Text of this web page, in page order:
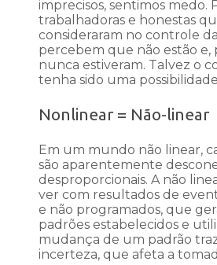
imprecisos, sentimos medo.
trabalhadoras e honestas
consideraram no controle
percebem que não estão
nunca estiveram. Talvez o
tenha sido uma
Nonlinear = Não-linear
Em um mundo não linear,
são aparentemente
desproporcionais. A não
ver com resultados de
e não programados, que
padrões estabelecidos e
mudança de um padrão
incerteza, que afeta a